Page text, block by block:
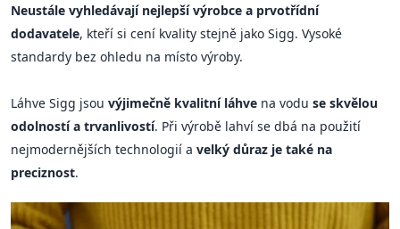
Neustále vyhledávají nejlepší výrobce a prvotřídní
dodavatele, kteří si cení kvality stejně jako Sigg. Vysoké
standardy bez ohledu na místo výroby.
Láhve Sigg jsou výjimečně kvalitní láhve na vodu se skvělou
odolností a trvanlivostí. Při výrobě lahví se dbá na použití
nejmodernějších technologií a velký důraz je také na
preciznost.